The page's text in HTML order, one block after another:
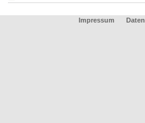
Impressum